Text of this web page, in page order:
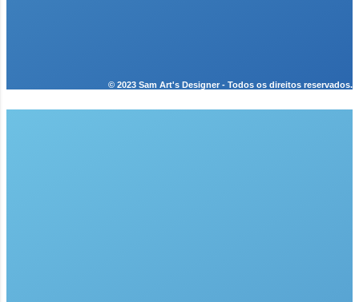
© 2023 Sam Art's Designer - Todos os direitos reservados.